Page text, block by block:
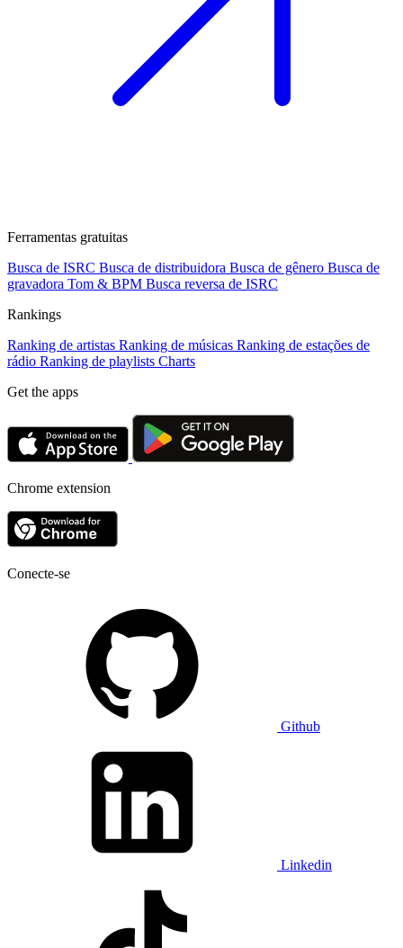
Ferramentas gratuitas
Busca de ISRC Busca de distribuidora Busca de gênero Busca de
gravadora Tom & BPM Busca reversa de ISRC
Rankings
Ranking de artistas Ranking de músicas Ranking de estações de
rádio Ranking de playlists Charts
Get the apps
Chrome extension
Conecte-se
Github
Linkedin